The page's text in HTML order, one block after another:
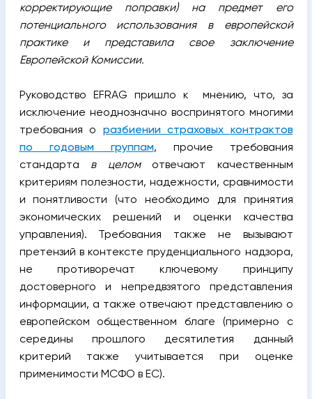
корректирующие поправки) на предмет его
потенциального использования в европейской
практике и представила свое заключение
Европейской Комиссии.
Руководство EFRAG пришло к мнению, что, за
исключение неоднозначно воспринятого многими
требования о разбиении страховых контрактов
по годовым группам, прочие требования
стандарта
в целом
отвечают качественным
критериям полезности, надежности, сравнимости
и понятливости (что необходимо для принятия
экономических решений и оценки качества
управления). Требования также не вызывают
претензий в контексте пруденциального надзора,
не противоречат ключевому принципу
достоверного и непредвзятого представления
информации, а также отвечают представлению о
европейском общественном благе (примерно с
середины прошлого десятилетия данный
критерий также учитывается при оценке
применимости МСФО в ЕС).